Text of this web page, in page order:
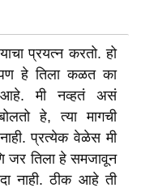
प्रयत्न करतो. हो
हे तिला कळत का
आहे. मी नव्हतं असं
हे, त्या मागची
प्रत्येक वेळेस मी
जर तिला हे समजावून
नाही. ठीक आहे ती